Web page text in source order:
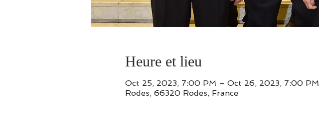
Heure et lieu
Oct 25, 2023, 7:00 PM – Oct 26, 2023, 7:00 PM
Rodes, 66320 Rodes, France